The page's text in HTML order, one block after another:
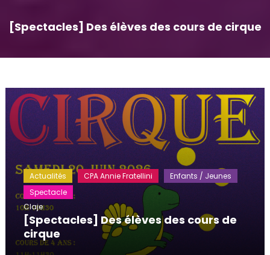
[Spectacles] Des élèves des cours de cirque
Actualités CPA Annie Fratellini
Enfants / Jeunes
Spectacle
Claje
[Spectacles] Des élèves des cours de
cirque